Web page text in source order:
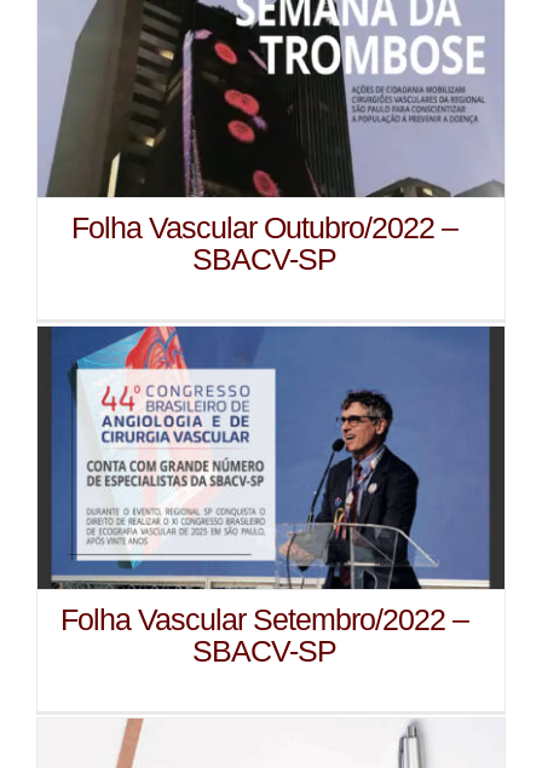
Folha Vascular Outubro/2022 –
SBACV-SP
Folha Vascular Setembro/2022 –
SBACV-SP